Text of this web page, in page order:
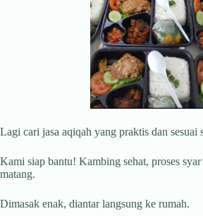
Lagi cari jasa aqiqah yang praktis dan sesuai
Kami siap bantu! Kambing sehat, proses
matang.
Dimasak enak, diantar langsung ke rumah.